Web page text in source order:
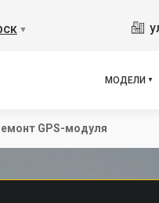
▼
МОДЕЛИ
X3
X3
GPS-модуля